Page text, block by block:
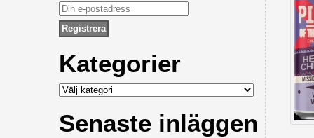
Kategorier
Kategorier
Senaste inläggen